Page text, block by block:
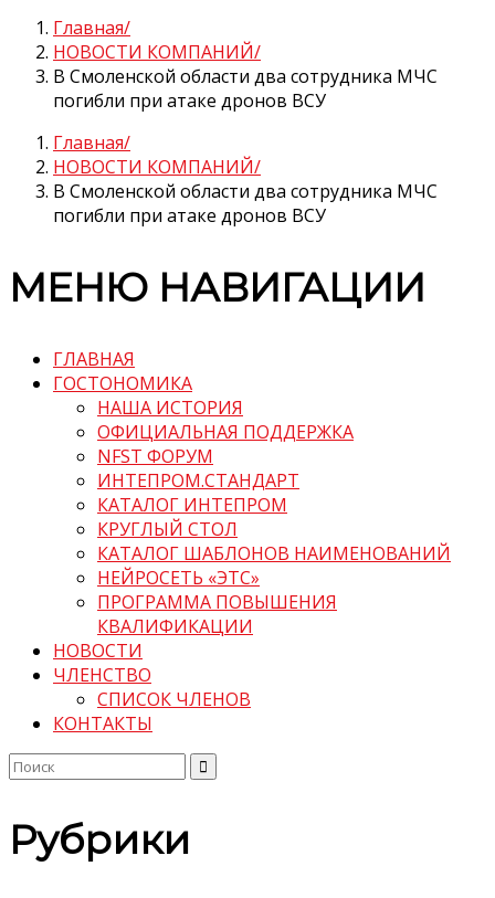
Главная
НОВОСТИ КОМПАНИЙ
В Смоленской области два сотрудника МЧС
погибли при атаке дронов ВСУ
Главная
НОВОСТИ КОМПАНИЙ
В Смоленской области два сотрудника МЧС
погибли при атаке дронов ВСУ
МЕНЮ НАВИГАЦИИ
ГЛАВНАЯ
ГОСТОНОМИКА
НАША ИСТОРИЯ
ОФИЦИАЛЬНАЯ ПОДДЕРЖКА
NFST ФОРУМ
ИНТЕПРОМ.СТАНДАРТ
КАТАЛОГ ИНТЕПРОМ
КРУГЛЫЙ СТОЛ
КАТАЛОГ ШАБЛОНОВ НАИМЕНОВАНИЙ
НЕЙРОСЕТЬ «ЭТС»
ПРОГРАММА ПОВЫШЕНИЯ
КВАЛИФИКАЦИИ
НОВОСТИ
ЧЛЕНСТВО
СПИСОК ЧЛЕНОВ
КОНТАКТЫ
Поиск
Рубрики